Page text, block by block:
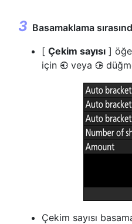
Basamaklama
[ Çekim sayısı ]
için 4 veya 2
Çekim sayısı